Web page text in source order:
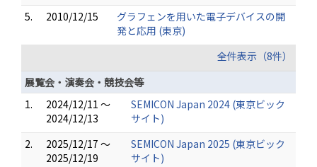
5.
2010/12/15
グラフェンを用いた電子デバイスの開
発と応用 (東京)
全件表示（8件）
展覧会・演奏会・競技会等
1.
2024/12/11 ～
2024/12/13
SEMICON Japan 2024 (東京ビック
サイト)
2.
2025/12/17 ～
2025/12/19
SEMICON Japan 2025 (東京ビック
サイト)